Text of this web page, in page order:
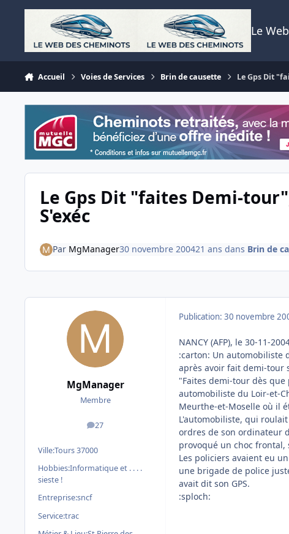
Aller au contenu
Le
Accueil Voies de Services Brin de causette Le Gps Dit
Le Gps Dit "faites Demi-
S'exéc
Par MgManager30 novembre 200421 ans dans Brin de
MgManager
Membre
27
messages
Ville:Tours 37000
Hobbies:Informatique et . . . .
sieste !
Entreprise:sncf
Service:trac
Publication: 30 novembre
NANCY (AFP), le 30-11-
:carton: Un automobiliste
après avoir fait demi-tour
"Faites demi-tour dès
automobiliste du Loir-et-
Meurthe-et-Moselle où il
L'automobiliste, qui
ordres de son ordinateur
provoqué un choc frontal,
Les policiers avaient eu
une brigade de police
avait dit son GPS.
:sploch: